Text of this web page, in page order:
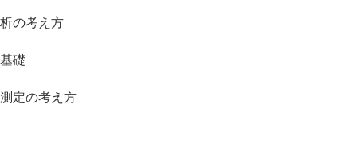
考え方
礎
の考え方